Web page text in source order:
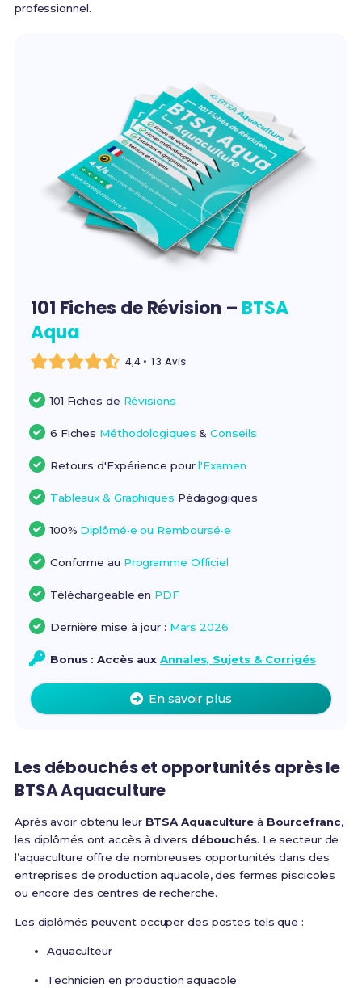
professionnel.
101 Fiches de Révision – BTSA
Aqua
4,4 • 13 Avis
101 Fiches de Révisions
6 Fiches Méthodologiques &Conseils
Retours d'Expérience pourl'Examen
Tableaux & Graphiques Pédagogiques
100% Diplômé•e ou Remboursé•e
Conforme au Programme Officiel
Téléchargeable en PDF
Dernière mise à jour : Mars 2026
Bonus : Accès auxAnnales, Sujets & Corrigés
En savoir plus
Les débouchés et opportunités après le
BTSA Aquaculture
Après avoir obtenu leur BTSA Aquacultureà Bourcefranc,
les diplômés ont accès à divers débouchés. Le secteur de
l’aquaculture offre de nombreuses opportunités dans des
entreprises de production aquacole, des fermes piscicoles
ou encore des centres de recherche.
Les diplômés peuvent occuper des postes tels que :
Aquaculteur
Technicien en production aquacole